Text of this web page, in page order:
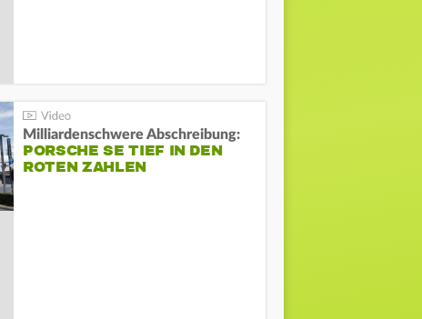
Milliardenschwere Abschreibung:
PORSCHE SE TIEF IN DEN
ROTEN ZAHLEN